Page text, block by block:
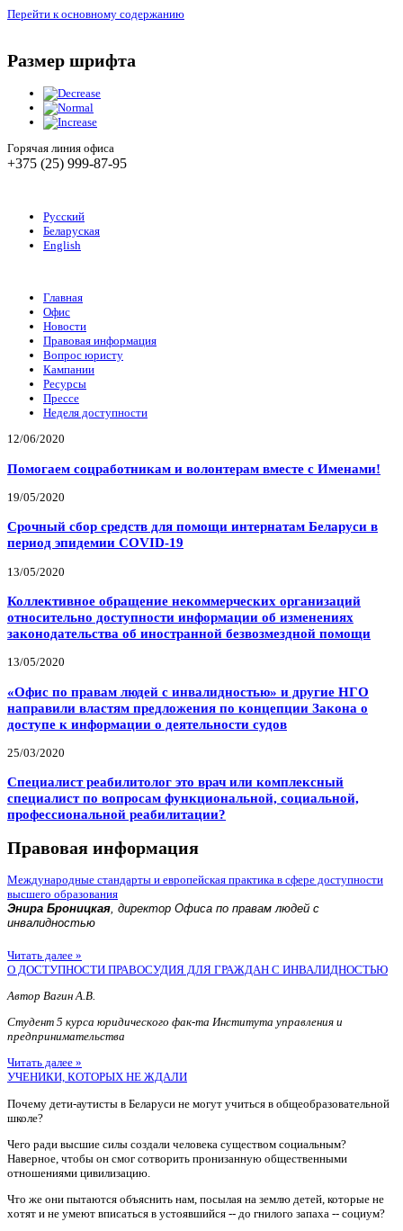
Перейти к основному содержанию
Размер шрифта
Горячая линия офиса
+375 (25) 999-87-95
Русский
Беларуская
English
Главная
Офис
Новости
Правовая информация
Вопрос юристу
Кампании
Ресурсы
Прессе
Неделя доступности
12/06/2020
Помогаем соцработникам и волонтерам вместе с Именами!
19/05/2020
Срочный сбор средств для помощи интернатам Беларуси в
период эпидемии COVID-19
13/05/2020
Коллективное обращение некоммерческих организаций
относительно доступности информации об изменениях
законодательства об иностранной безвозмездной помощи
13/05/2020
«Офис по правам людей с инвалидностью» и другие НГО
направили властям предложения по концепции Закона о
доступе к информации о деятельности судов
25/03/2020
Специалист реабилитолог это врач или комплексный
специалист по вопросам функциональной, социальной,
профессиональной реабилитации?
Правовая информация
Международные стандарты и европейская практика в сфере доступности
высшего образования
Энира Броницкая, директор Офиса по правам людей с
инвалидностью
Читать далее »
О ДОСТУПНОСТИ ПРАВОСУДИЯ ДЛЯ ГРАЖДАН С ИНВАЛИДНОСТЬЮ
Автор Вагин А.В.
Студент 5 курса юридического фак-та Института управления и
предпринимательства
Читать далее »
УЧЕНИКИ, КОТОРЫХ НЕ ЖДАЛИ
Почему дети-аутисты в Беларуси не могут учиться в общеобразовательной
школе?
Чего ради высшие силы создали человека существом социальным?
Наверное, чтобы он смог сотворить пронизанную общественными
отношениями цивилизацию.
Что же они пытаются объяснить нам, посылая на землю детей, которые не
хотят и не умеют вписаться в устоявшийся -- до гнилого запаха -- социум?